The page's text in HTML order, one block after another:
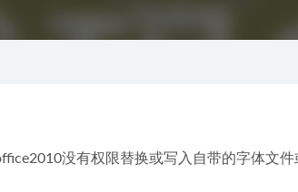
没有权限替换或写入自带的字体文件
云备份到网盘